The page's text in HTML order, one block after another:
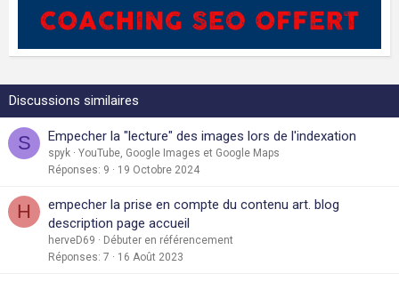
Discussions similaires
S Empecher la "lecture" des images lors de l'indexation
spyk
YouTube, Google Images et Google Maps
Réponses 9 19 Octobre 2024
H
empecher la prise en compte du contenu art. blog
description page accueil
herveD69
Débuter en référencement
Réponses 7 16 Août 2023